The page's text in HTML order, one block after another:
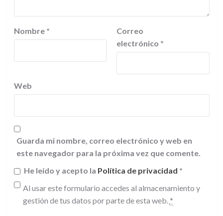
Nombre *
Correo
electrónico *
Web
Guarda mi nombre, correo electrónico y web en
este navegador para la próxima vez que comente.
He leído y acepto la Política de privacidad *
Al usar este formulario accedes al almacenamiento y
gestión de tus datos por parte de esta web. *